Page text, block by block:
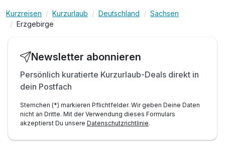
inkl. Parkplatz am Hotel
Kurzreisen Kurzurlaub Deutschland
Sachsen
Erzgebirge
Newsletter abonnieren
Persönlich kuratierte Kurzurlaub-Deals direkt in
dein Postfach
Sternchen (*) markieren Pflichtfelder. Wir geben Deine Daten
nicht an Dritte. Mit der Verwendung dieses Formulars
akzeptierst Du unsere Datenschutzrichtlinie.